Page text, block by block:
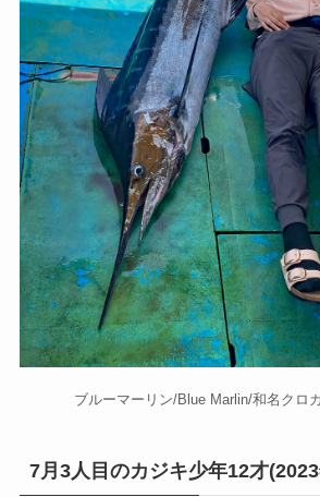
ブルーマーリン/Blue Marlin/和名クロ
7月3人目のカジキ少年12才